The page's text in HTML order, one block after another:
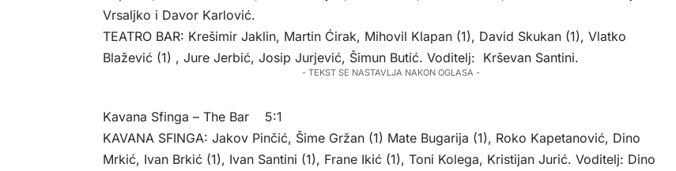
Vrsaljko i Davor Karlović.
TEATRO BAR: Krešimir Jaklin, Martin Ćirak, Mihovil Klapan (1), David Skukan (1), Vlatko
Blažević (1) , Jure Jerbić, Josip Jurjević, Šimun Butić. Voditelj: Krševan Santini.
- TEKST SE NASTAVLJA NAKON OGLASA -
Kavana Sfinga – The Bar 5:1
KAVANA SFINGA: Jakov Pinčić, Šime Gržan (1) Mate Bugarija (1), Roko Kapetanović, Dino
Mrkić, Ivan Brkić (1), Ivan Santini (1), Frane Ikić (1), Toni Kolega, Kristijan Jurić. Voditelj: Dino